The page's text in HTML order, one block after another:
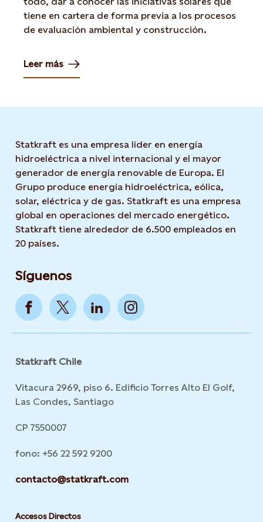
tiene en cartera de forma previa a los procesos
de evaluación ambiental y construcción.
Leer más
Statkraft es una empresa líder en energía
hidroeléctrica a nivel internacional y el mayor
generador de energía renovable de Europa. El
Grupo produce energía hidroeléctrica, eólica,
solar, eléctrica y de gas. Statkraft es una empresa
global en operaciones del mercado energético.
Statkraft tiene alrededor de 6.500 empleados en
20 países.
Síguenos
Statkraft Chile
Vitacura 2969, piso 6. Edificio Torres Alto El Golf,
Las Condes, Santiago
CP 7550007
fono: +56 22 592 9200
contacto@statkraft.com
Accesos Directos